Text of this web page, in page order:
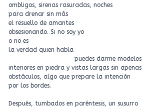
ombligos, sirenas rasuradas, noches
para drenar sin más
el resuello de amantes
obsesionando. Si no soy yo
o no es
la verdad quien habla
puedes darme modelos
interiores en piedra y vistas largas sin apenas
obstáculos, algo que prepare la intención
por los bordes.
Después, tumbados en paréntesis, un susurro